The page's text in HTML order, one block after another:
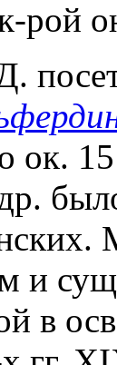
рой
ок.
и
в